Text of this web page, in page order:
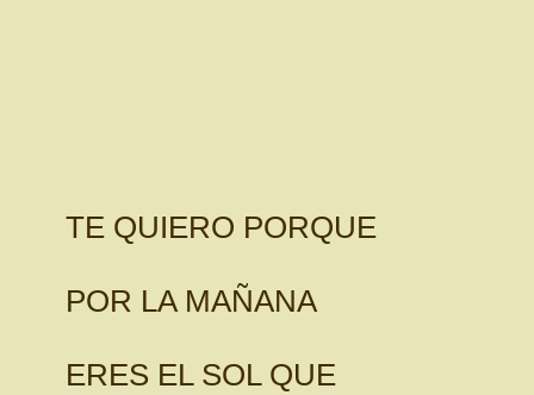
TE QUIERO PORQUE
POR LA MAÑANA
ERES EL SOL QUE